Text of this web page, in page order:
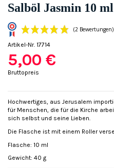
Salböl Jasmin 10 ml
(2
Artikel-Nr. 17714
5,00 €
Bruttopreis
Hochwertiges, aus Jerusalem
für Menschen, die für die Kirche
sich selbst und seine Lieben.
Die Flasche ist mit einem Roller
Flasche: 10 ml
Gewicht: 40 g